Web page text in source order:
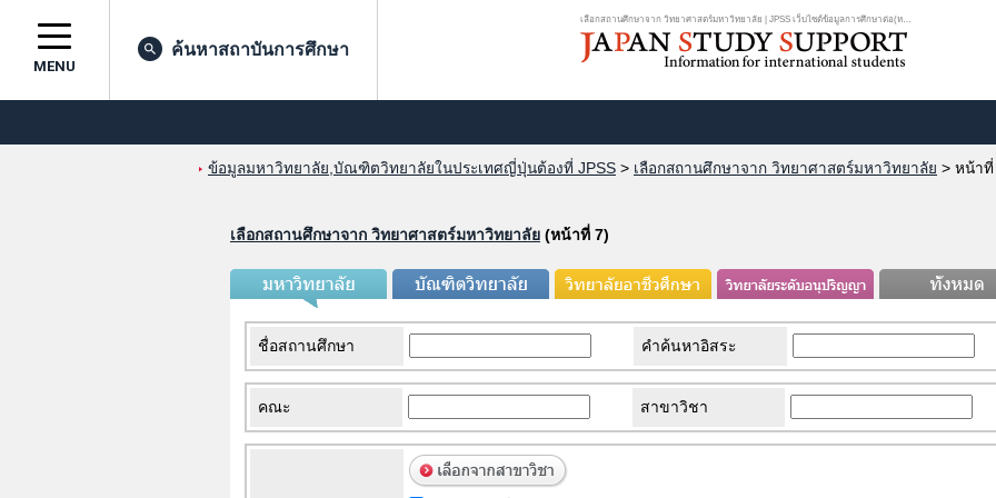
เลือกสถานศึกษาจาก วิทยาศาสตร์มหาวิทยาลัย | JPSS เว็บไซต์ข้อมูลการศึกษาต่อ(หน้...
MENU
ค้นหาสถาบันการศึกษา
ข้อมูลมหาวิทยาลัย,บัณฑิตวิทยาลัยในประเทศญี่ปุ่นต้องที่ JPSS > เลือกสถานศึกษาจาก วิทยาศาสตร์มหาวิทยาลัย > หน้าที่
เลือกสถานศึกษาจาก วิทยาศาสตร์มหาวิทยาลัย (หน้าที่ 7)
ชื่อสถานศึกษา คำค้นหาอิสระ
คณะ สาขาวิชา